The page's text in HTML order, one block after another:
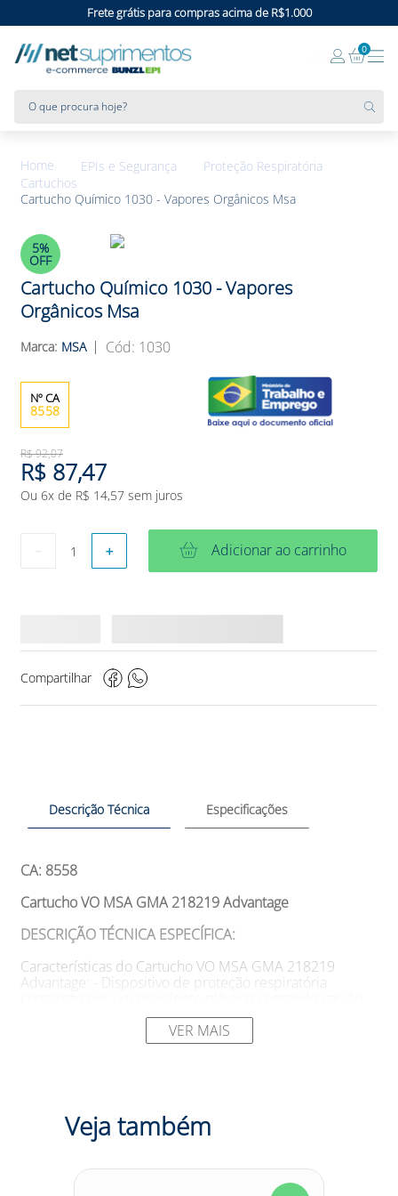
Frete grátis para compras acima de R$1.000
0
EPIs e Segurança
Proteção Respiratória
Cartuchos
Cartucho Químico 1030 - Vapores Orgânicos Msa
5%
OFF
Cartucho Químico 1030 - Vapores
Orgânicos Msa
MSA : 1030
8558
R$92,07
R$ 87,47
Ou 6x de R$ 14,57 sem juros
＋ Adicionar ao carrinho
Compartilhar
Descrição Técnica Especificações
CA: 8558
Cartucho VO MSA GMA 218219 Advantage
DESCRIÇÃO TÉCNICA ESPECÍFICA:
Características do Cartucho VO MSA GMA 218219
Advantage: - Dispositivo de proteção respiratória
ativado tratado. - Projetado para ser utilizado com os
respiradores purificadores de ar de manutenção,
reutilizáveis, meia peça facial, modelos Advantage 200 e
é testado e aprovado de acordo com as normas NIOSH
42CFR84, NBR 13694/1996 (peça semifacial), NBR
13696/1996 (filtros químicos e combinados) e NBR
VER MAIS
Veja também